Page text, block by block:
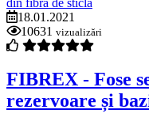
18.01.2021
10631 vizualizări
FIBREX - Fose
rezervoare și